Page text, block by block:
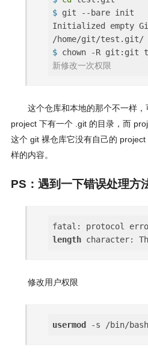
$git --bare init
Initialized empty
/home/git/test.git/
$chown -R git:git
新修改一次权限
这个仓库和本地的那个不一样
project 下有一个 .git 的目录，而
这个 git 裸仓库它没有自己的
样的内容。
PS：遇到一下错误处理方
fatal: protocol
length
修改用户权限
usermod